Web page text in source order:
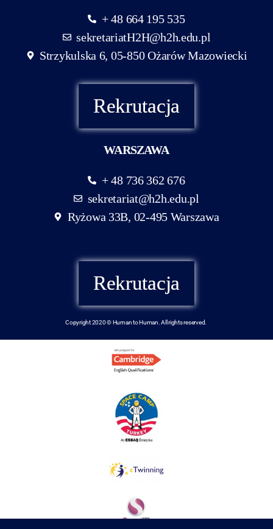
+ 48 664 195 535
sekretariatH2H@h2h.edu.pl
Strzykulska 6, 05-850 Ożarów Mazowiecki
Rekrutacja
WARSZAWA
+ 48 736 362 676
sekretariat@h2h.edu.pl
Ryżowa 33B, 02-495 Warszawa
Rekrutacja
Copyright 2020 © Human to Human. All rights reserved.